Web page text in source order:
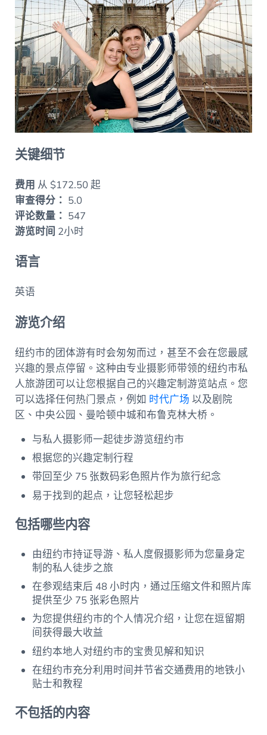
关键细节
费用 从 $172.50 起
审查得分： 5.0
评论数量： 547
游览时间 2小时
语言
英语
游览介绍
纽约市的团体游有时会匆匆而过，甚至不会在您最感
兴趣的景点停留。这种由专业摄影师带领的纽约市私
人旅游团可以让您根据自己的兴趣定制游览站点。您
可以选择任何热门景点，例如 时代广场 以及剧院
区、中央公园、曼哈顿中城和布鲁克林大桥。
与私人摄影师一起徒步游览纽约市
根据您的兴趣定制行程
带回至少 75 张数码彩色照片作为旅行纪念
易于找到的起点，让您轻松起步
包括哪些内容
由纽约市持证导游、私人度假摄影师为您量身定
制的私人徒步之旅
在参观结束后 48 小时内，通过压缩文件和照片库
提供至少 75 张彩色照片
为您提供纽约市的个人情况介绍，让您在逗留期
间获得最大收益
纽约本地人对纽约市的宝贵见解和知识
在纽约市充分利用时间并节省交通费用的地铁小
贴士和教程
不包括的内容